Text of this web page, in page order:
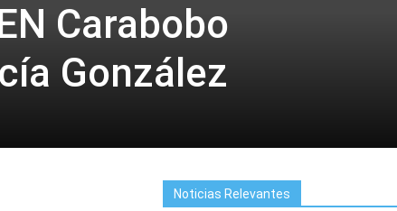
Carabobo
González
Noticias Relevantes